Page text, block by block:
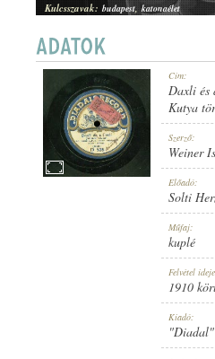
KUPLÉ
1910 KÖRÜL
Kulcsszavak: budapest katonaélet
Cím:
Daxli és
Kutya
Szerző:
Weiner
Előadó:
Solti
Műfaj:
kuplé
Felvétel
1910
Kiadó: